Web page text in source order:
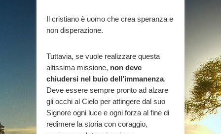
Il cristiano è uomo che crea speranza e
non disperazione.
Tuttavia, se vuole realizzare questa
altissima missione, non deve
chiudersi nel buio dell’immanenza.
Deve essere sempre pronto ad alzare
gli occhi al Cielo per attingere dal suo
Signore ogni luce e ogni forza al fine di
redimere la storia con coraggio,